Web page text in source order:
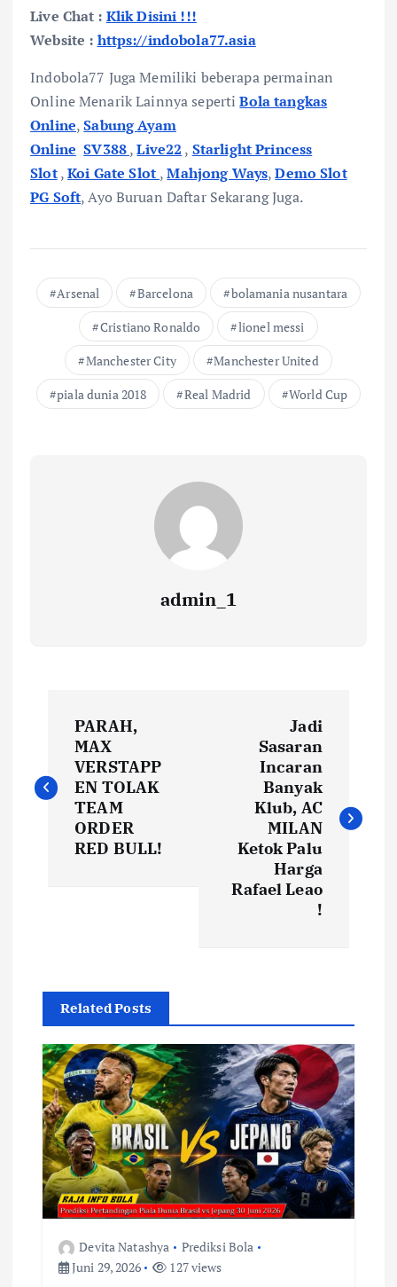
Live Chat : Klik Disini !!!
Website : https://indobola77.asia
Indobola77 Juga Memiliki beberapa permainan
Online Menarik Lainnya sepertiBola tangkas
Online,Sabung Ayam
Online SV388,Live22 , Starlight Princess
Slot,Koi Gate Slot ,Mahjong Ways,Demo Slot
PG Soft, Ayo Buruan Daftar Sekarang Juga.
Arsenal Barcelona
bolamania nusantara
Cristiano Ronaldo
lionel messi
Manchester City
Manchester United
piala dunia 2018
Real Madrid World Cup
admin_1
v
p
o
s
PARAH,
MAX
VERSTAPP
EN TOLAK
TEAM
ORDER
RED BULL!
Jadi
Sasaran
Incaran
Banyak
Klub, AC
MILAN
Ketok Palu
Harga
Rafael Leao
!
Related Posts
Devita Natashya
Prediksi Bola
Juni 29, 2026
127 views